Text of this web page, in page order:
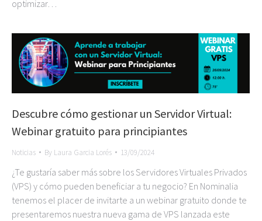
optimizar…
Descubre cómo gestionar un Servidor Virtual:
Webinar gratuito para principiantes
Noticias By Laura Garcia Lorés 13/09/2024
¿Te gustaría saber más sobre los Servidores Virtuales Privados
(VPS) y cómo pueden beneficiar a tu negocio? En Nominalia
tenemos el placer de invitarte a un webinar gratuito donde te
presentaremos nuestra nueva gama de VPS lanzada este